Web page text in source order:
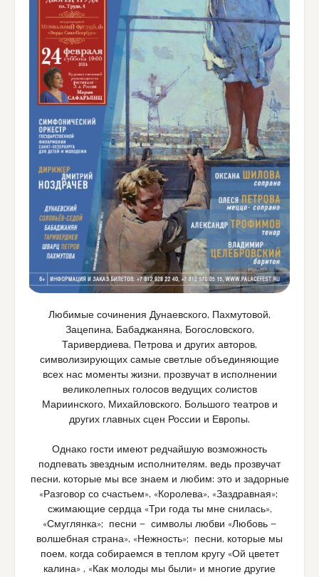
Любимые сочинения Дунаевского, Пахмутовой,
Зацепина, Бабаджаняна, Богословского,
Таривердиева, Петрова и других авторов,
символизирующих самые светлые объединяющие
всех нас моменты жизни, прозвучат в исполнении
великолепных голосов ведущих солистов
Мариинского, Михайловского, Большого театров и
других главных сцен России и Европы.
Однако гости имеют редчайшую возможность
подпевать звездным исполнителям, ведь прозвучат
песни, которые мы все знаем и любим: это и задорные
«Разговор со счастьем», «Королева», «Заздравная»;
сжимающие сердца «Три года ты мне снилась»,
«Смуглянка»; песни — символы любви «Любовь —
волшебная страна», «Нежность»; песни, которые мы
поем, когда собираемся в теплом кругу «Ой цветет
калина» , «Как молоды мы были» и многие другие